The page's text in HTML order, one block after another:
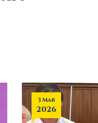
3 Mar
2026